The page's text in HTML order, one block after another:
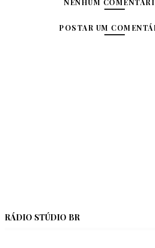
NENHUM
POSTAR UM
RÁDIO STÚDIO BR